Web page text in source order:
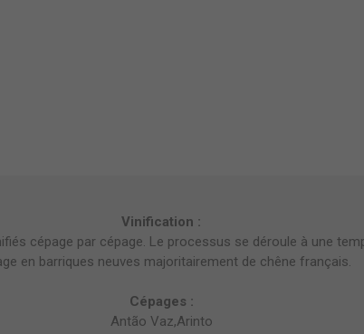
Vinification :
cépage par cépage. Le processus se déroule à une
en barriques neuves majoritairement de chêne français.
Cépages :
Antão Vaz,Arinto